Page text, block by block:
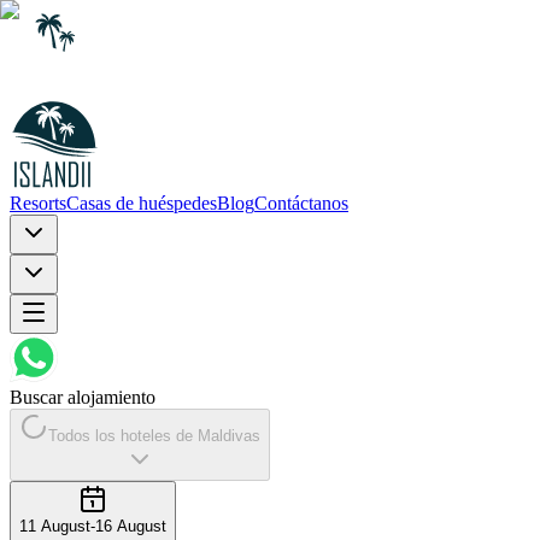
ResortsCasas de huéspedesBlogContáctanos
Buscar alojamiento
Todos los hoteles de Maldivas
11 August-16 August